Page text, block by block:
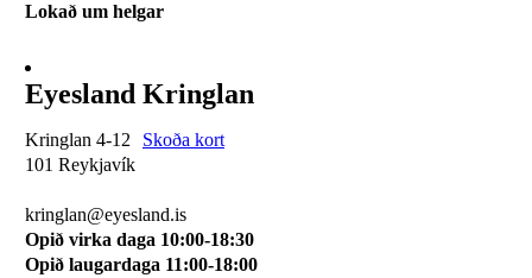
Lokað um helgar
Eyesland Kringlan
Kringlan 4-12
Skoða kort
101 Reykjavík
kringlan@eyesland.is
Opið virka daga 10:00-18:30
Opið laugardaga 11:00-18:00